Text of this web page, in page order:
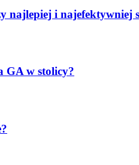
i najefektywniej
GA w stolicy?